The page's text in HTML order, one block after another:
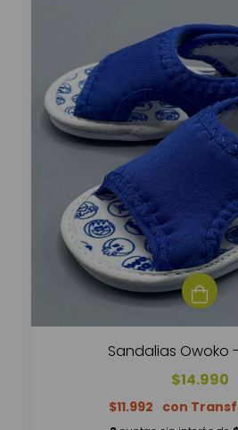
Sandalias Owoko
$14.990
$11.992